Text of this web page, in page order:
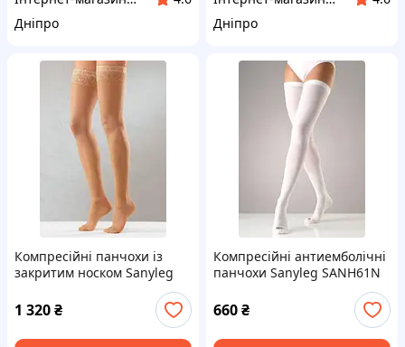
Дніпро
Дніпро
Компресійні панчохи із
закритим носком Sanyleg
1 320₴
Компресійні антиемболічні
панчохи Sanyleg SANH61N
660₴